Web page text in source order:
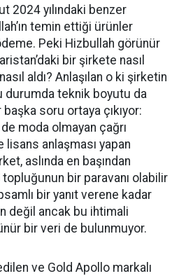
2024 yılındaki benzer
temin ettiği ürünler
ödeme. Peki Hizbullah görünür
bir şirkete nasıl
aldı? Anlaşılan o ki şirketin
durumda teknik boyutu da
soru ortaya çıkıyor:
moda olmayan çağrı
anlaşması yapan
aslında en başından
bir paravanı olabilir
bir yanıt verene kadar
değil ancak bu ihtimali
bir veri de bulunmuyor.
ve Gold Apollo markalı